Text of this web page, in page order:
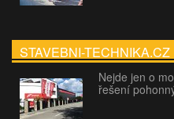
STAVEBNI-TECHNIKA.CZ
Nejde jen o
řešení